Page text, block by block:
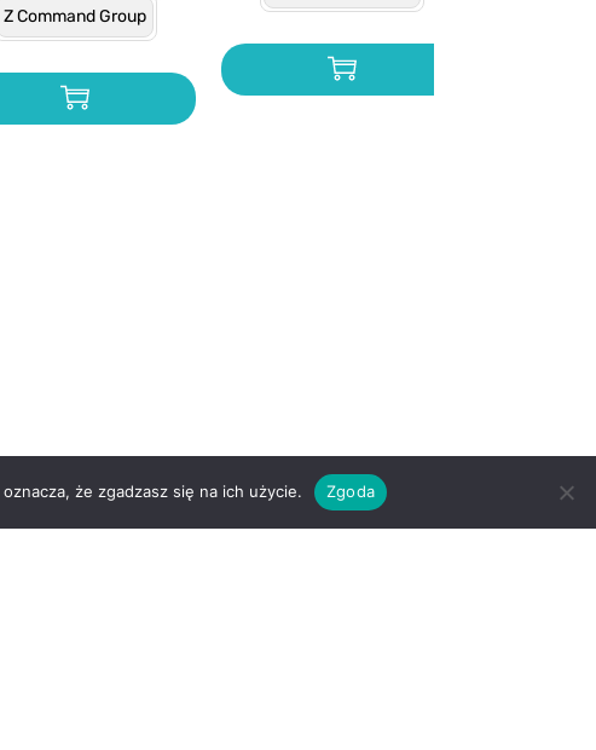
Z Command Group
że zgadzasz się na ich użycie. Zgoda